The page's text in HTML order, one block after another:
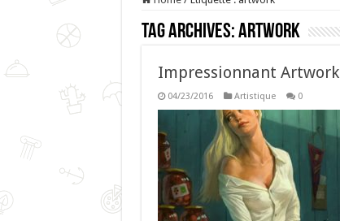
Tag Archives:artwork
Impressionnant Artwork
04/23/2016 Artistique 0